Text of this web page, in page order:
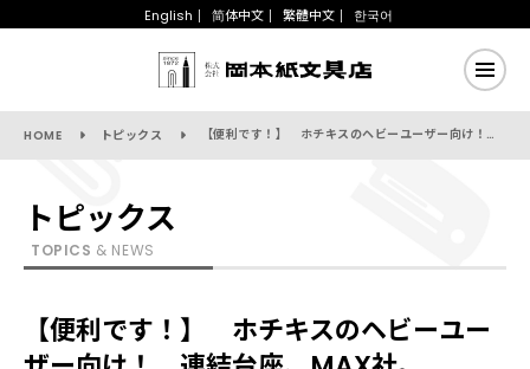
English 简体中文 繁體中文 한국어
HOME トピックス 【便利です！】 ホチキスのヘビーユーザー向け！ 連結台座、MAX社。
トピックス
TOPICS & NEWS
【便利です！】 ホチキスのヘビーユー